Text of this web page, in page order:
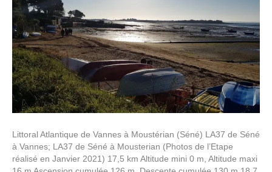
Littoral Atlantique de Vannes à Moustérian (Séné) LA37 de Séné
à Vannes; LA37 de Séné à Mousterian (Photos de l’Etape
réalisé en Janvier 2021) 17,5 km Altitude mini 0 m, Altitude maxi